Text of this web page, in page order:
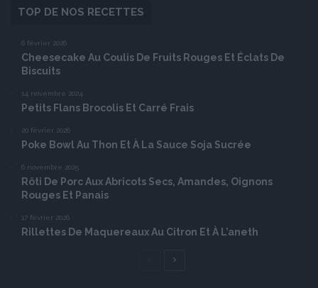
TOP DE NOS RECETTES
6 février 2026
Cheesecake Au Coulis De Fruits Rouges Et Éclats De
Biscuits
14 novembre 2024
Petits Flans Brocolis Et Carré Frais
20 février 2026
Poke Bowl Au Thon Et À La Sauce Soja Sucrée
6 novembre 2025
Rôti De Porc Aux Abricots Secs, Amandes, Oignons
Rouges Et Panais
17 février 2026
Rillettes De Maquereaux Au Citron Et À L’aneth
Page